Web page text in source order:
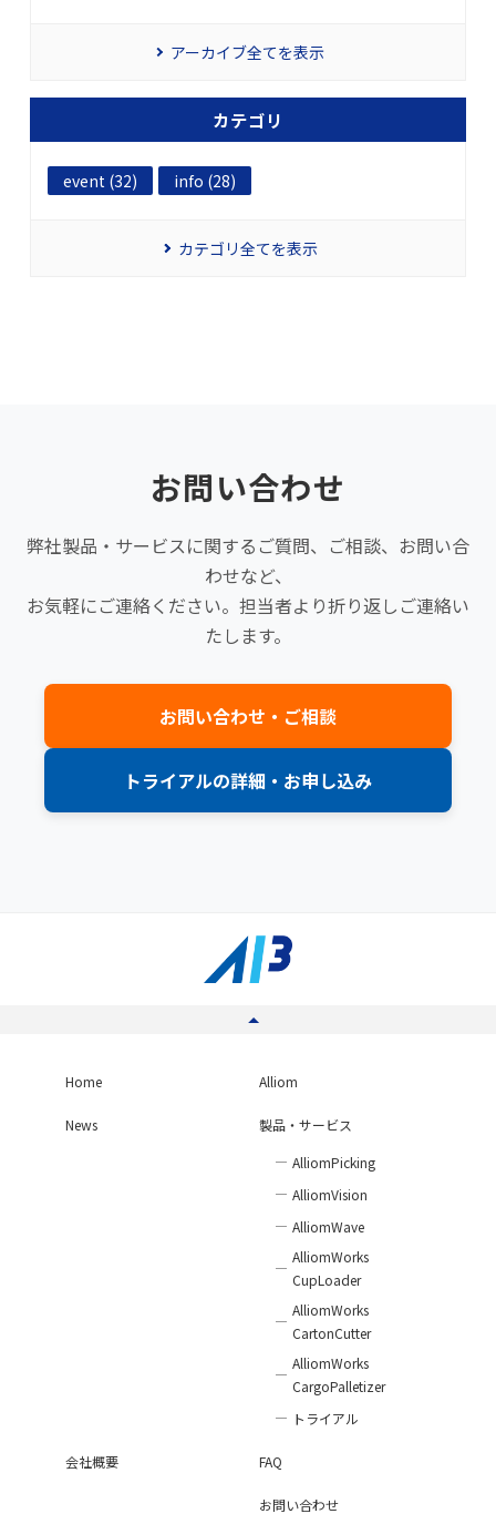
アーカイブ全てを表示
カテゴリ
event (32) info (28)
カテゴリ全てを表示
お問い合わせ
弊社製品・サービスに関するご質問、ご相談、お問い合
わせなど、
お気軽にご連絡ください。担当者より折り返しご連絡い
たします。
お問い合わせ・ご相談
トライアルの詳細・お申し込み
Home
News
Alliom
製品・サービス
AlliomPicking
AlliomVision
AlliomWave
AlliomWorks
CupLoader
AlliomWorks
CartonCutter
AlliomWorks
CargoPalletizer
トライアル
会社概要 FAQ
お問い合わせ